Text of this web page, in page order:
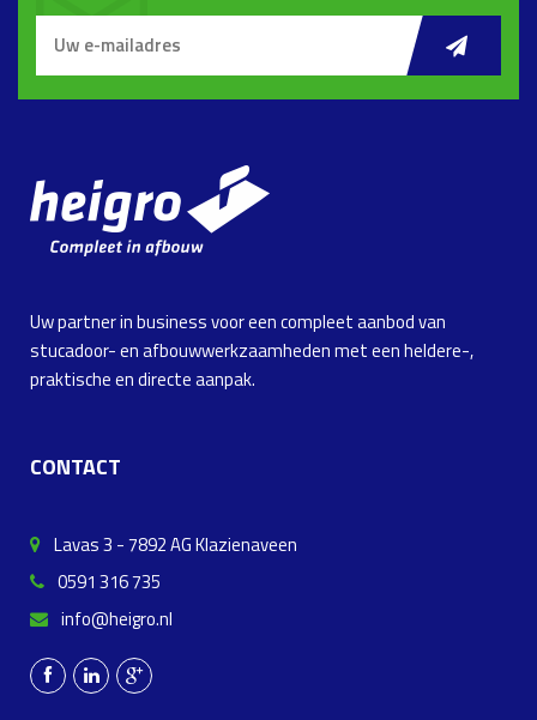
Uw partner in business voor een compleet aanbod van
stucadoor- en afbouwwerkzaamheden met een heldere-,
praktische en directe aanpak.
CONTACT
Lavas 3 - 7892 AG Klazienaveen
0591 316 735
info@heigro.nl